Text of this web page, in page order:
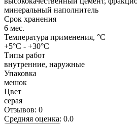
минеральный наполнитель
Срок хранения
6 мес.
Температура применения, °C
+5°C - +30°C
Типы работ
внутренние, наружные
Упаковка
мешок
Цвет
серая
Отзывов: 0
Средняя оценка: 0.0